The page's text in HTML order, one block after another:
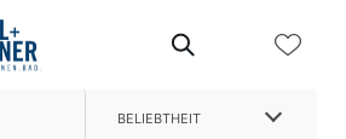
BELIEBTHEIT